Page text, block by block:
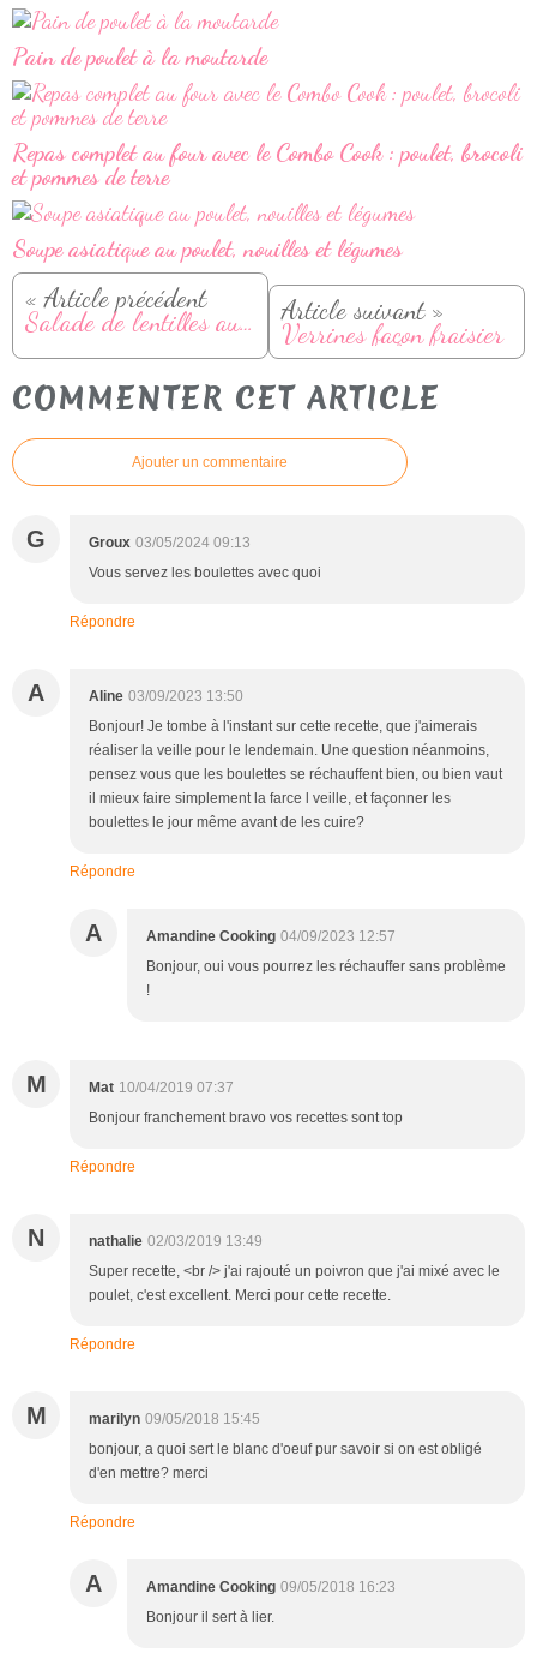
Pain de poulet à la moutarde
Repas complet au four avec le Combo Cook : poulet, brocoli
et pommes de terre
Soupe asiatique au poulet, nouilles et légumes
« Article précédent
Salade de lentilles aux légumes et oeuf mollet Article suivant »
Verrines façon fraisier
COMMENTER CET ARTICLE
Ajouter un commentaire
G Groux 03/05/2024 09:13
Vous servez les boulettes avec quoi
Répondre
A Aline 03/09/2023 13:50
Bonjour! Je tombe à l'instant sur cette recette, que j'aimerais
réaliser la veille pour le lendemain. Une question néanmoins,
pensez vous que les boulettes se réchauffent bien, ou bien vaut
il mieux faire simplement la farce l veille, et façonner les
boulettes le jour même avant de les cuire?
Répondre
A Amandine Cooking 04/09/2023 12:57
Bonjour, oui vous pourrez les réchauffer sans problème
!
M Mat 10/04/2019 07:37
Bonjour franchement bravo vos recettes sont top
Répondre
N nathalie 02/03/2019 13:49
Super recette, <br /> j'ai rajouté un poivron que j'ai mixé avec le
poulet, c'est excellent. Merci pour cette recette.
Répondre
M marilyn 09/05/2018 15:45
bonjour, a quoi sert le blanc d'oeuf pur savoir si on est obligé
d'en mettre? merci
Répondre
A Amandine Cooking 09/05/2018 16:23
Bonjour il sert à lier.